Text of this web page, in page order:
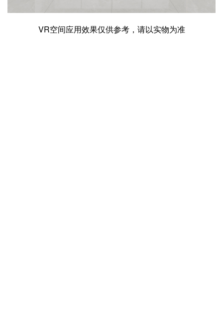
VR空间应用效果仅供参考，请以实物为准